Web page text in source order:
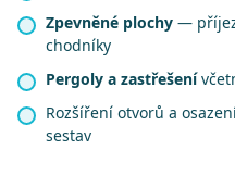
Zpevněné plochy —
chodníky
Pergoly a zastřešení
Rozšíření otvorů a
sestav